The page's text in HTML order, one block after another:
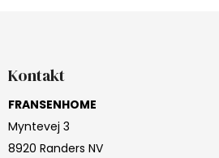
Kontakt
FRANSENHOME
Myntevej 3
8920 Randers NV